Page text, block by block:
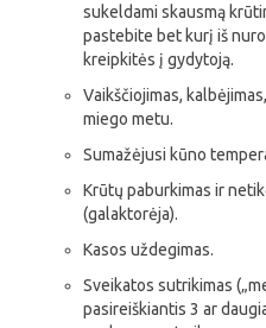
sukeldami skausmą
pastebite bet kurį iš
kreipkitės į gydytoją.
Vaikščiojimas,
miego metu.
Sumažėjusi kūno
Krūtų paburkimas ir
(galaktorėja).
Kasos uždegimas.
Sveikatos sutrikimas
pasireiškiantis 3 ar